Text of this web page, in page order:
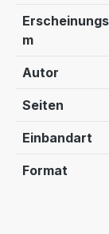
m
Autor
Seiten
Einbandart
Format